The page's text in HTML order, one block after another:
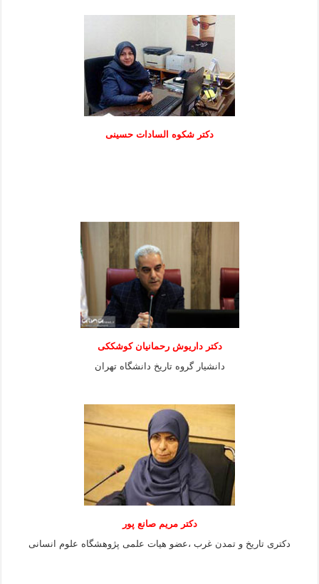
دكتر شكوه السادات حسينی
دکتر داریوش رحمانیان کوشککی
دانشیار گروه تاریخ دانشگاه تهران
دکتر مریم صانع پور
دکتری تاریخ و تمدن غرب ،عضو هیات علمی پژوهشگاه علوم
انسانی